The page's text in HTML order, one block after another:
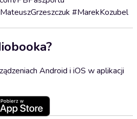
#MarekKozubel
Android i iOS w aplikacji